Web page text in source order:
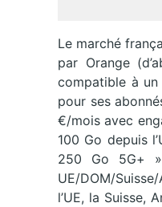
Le marché
par Orange
compatible à
pour ses
€/mois avec
100 Go depuis
250 Go 5G+
UE/DOM/
l’UE, la Suisse,